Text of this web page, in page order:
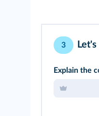
3
Explain the